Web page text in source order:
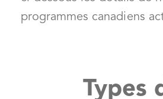
programmes canadiens
Types